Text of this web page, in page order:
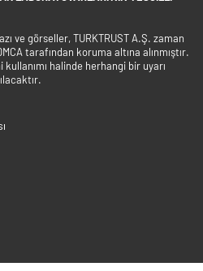
ve görseller, TURKTRUST A.Ş. zaman
tarafından koruma altına alınmıştır.
halinde herhangi bir uyarı